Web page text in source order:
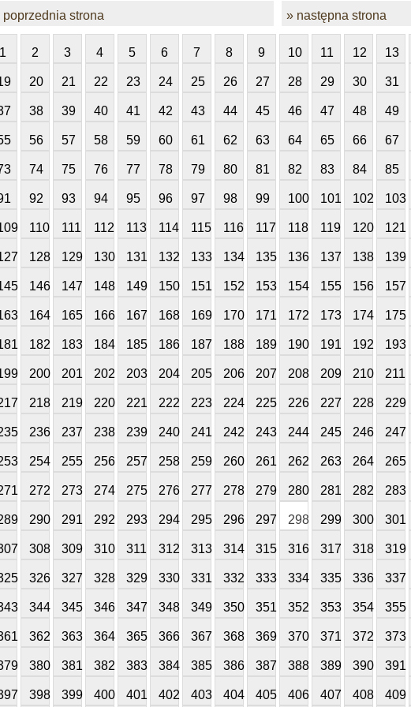
poprzednia strona » następna strona
1 2 3 4 5 6 7 8 9 10 11 12 13
20 21 22 23 24 25 26 27 28 29 30 31
38 39 40 41 42 43 44 45 46 47 48 49
56 57 58 59 60 61 62 63 64 65 66 67
74 75 76 77 78 79 80 81 82 83 84 85
92 93 94 95 96 97 98 99 100 101 102 103
110 111 112 113 114 115 116 117 118 119 120 121
128 129 130 131 132 133 134 135 136 137 138 139
146 147 148 149 150 151 152 153 154 155 156 157
164 165 166 167 168 169 170 171 172 173 174 175
182 183 184 185 186 187 188 189 190 191 192 193
200 201 202 203 204 205 206 207 208 209 210 211
218 219 220 221 222 223 224 225 226 227 228 229
236 237 238 239 240 241 242 243 244 245 246 247
254 255 256 257 258 259 260 261 262 263 264 265
272 273 274 275 276 277 278 279 280 281 282 283
290 291 292 293 294 295 296 297 298 299 300 301
308 309 310 311 312 313 314 315 316 317 318 319
326 327 328 329 330 331 332 333 334 335 336 337
344 345 346 347 348 349 350 351 352 353 354 355
362 363 364 365 366 367 368 369 370 371 372 373
380 381 382 383 384 385 386 387 388 389 390 391
398 399 400 401 402 403 404 405 406 407 408 409